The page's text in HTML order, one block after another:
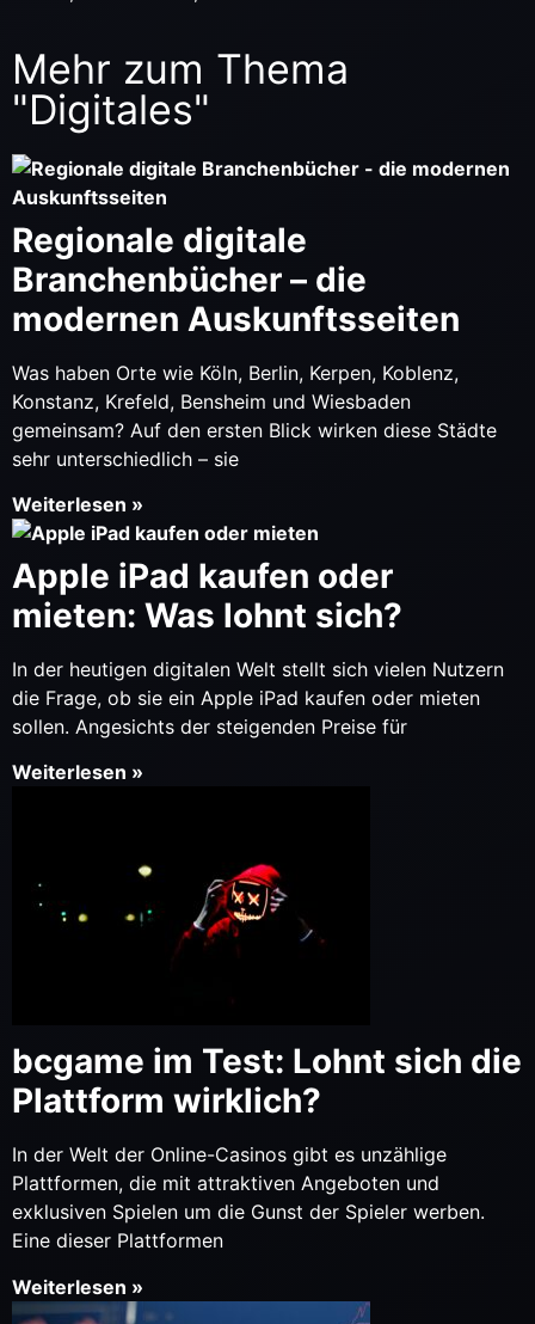
Mehr zum Thema
"Digitales"
Regionale digitale
Branchenbücher – die
modernen Auskunftsseiten
Was haben Orte wie Köln, Berlin, Kerpen, Koblenz,
Konstanz, Krefeld, Bensheim und Wiesbaden
gemeinsam? Auf den ersten Blick wirken diese Städte
sehr unterschiedlich – sie
Weiterlesen »
Apple iPad kaufen oder
mieten: Was lohnt sich?
In der heutigen digitalen Welt stellt sich vielen Nutzern
die Frage, ob sie ein Apple iPad kaufen oder mieten
sollen. Angesichts der steigenden Preise für
Weiterlesen »
bcgame im Test: Lohnt sich die
Plattform wirklich?
In der Welt der Online-Casinos gibt es unzählige
Plattformen, die mit attraktiven Angeboten und
exklusiven Spielen um die Gunst der Spieler werben.
Eine dieser Plattformen
Weiterlesen »